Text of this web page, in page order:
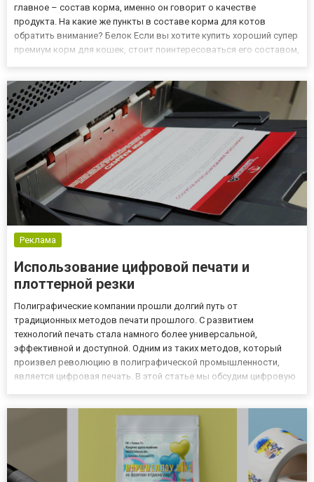
главное – состав корма, именно он говорит о качестве
продукта. На какие же пункты в составе корма для котов
обратить внимание? Белок Если вы хотите купить хороший супер
премиум корм для кошек, стоит поинтересоваться его составом,
источн...
Реклама
Использование цифровой печати и
плоттерной резки
Полиграфические компании прошли долгий путь от
традиционных методов печати прошлого. С развитием
технологий печать стала намного более универсальной,
эффективной и доступной. Одним из таких методов, который
произвел революцию в полиграфической промышленности,
является цифровая печать. В этой статье мы обсудим цифровую